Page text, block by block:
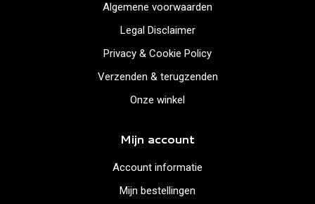
Algemene voorwaarden
Legal Disclaimer
Privacy & Cookie Policy
Verzenden & terugzenden
Onze winkel
Mijn account
Account informatie
Mijn bestellingen